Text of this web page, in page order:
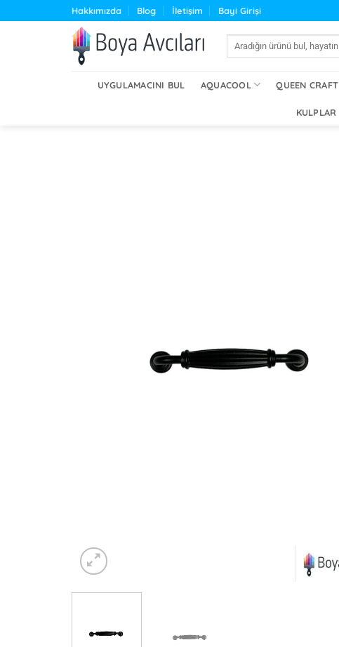
atla
Hakkımızda Blog İletişim Bayi Girişi
UYGULAMACINI BUL AQUACOOL QUEEN CRAFT
KULPLAR